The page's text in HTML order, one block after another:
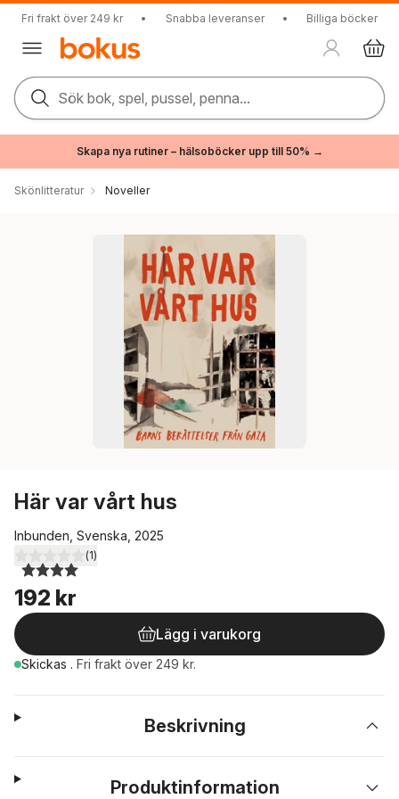
Fri frakt över 249 kr • Snabba leveranser • Billiga böcker
Sök bok, spel, pussel, penna...
Skapa nya rutiner – hälsoböcker upp till 50% →
Skönlitteratur Noveller
Här var vårt hus
Inbunden, Svenska, 2025
4,0utav 5 stjärnor. Totalt antal röster:
(1)
192 kr
Lägg i varukorg
Skickas . Fri frakt över 249 kr.
Beskrivning
Produktinformation